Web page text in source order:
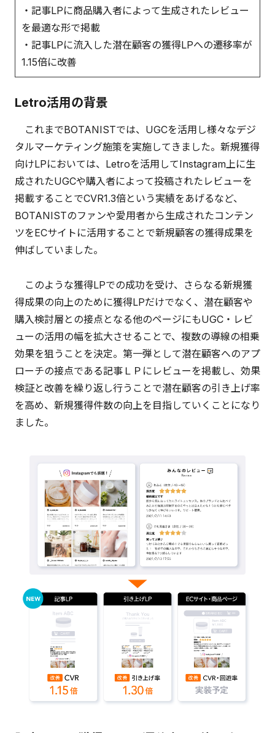
・記事LPに商品購入者によって生成されたレビュー
を最適な形で掲載
・記事LPに流入した潜在顧客の獲得LPへの遷移率が
1.15倍に改善
Letro活用の背景
これまでBOTANISTでは、UGCを活用し様々なデジ
タルマーケティング施策を実施してきました。新規獲得
向けLPにおいては、Letroを活用してInstagram上に生
成されたUGCや購入者によって投稿されたレビューを
掲載することでCVR1.3倍という実績をあげるなど、
BOTANISTのファンや愛用者から生成されたコンテン
ツをECサイトに活用することで新規顧客の獲得成果を
伸ばしていました。
このような獲得LPでの成功を受け、さらなる新規獲
得成果の向上のために獲得LPだけでなく、潜在顧客や
購入検討層との接点となる他のページにもUGC・レビ
ューの活用の幅を拡大させることで、複数の導線の相乗
効果を狙うことを決定。第一弾として潜在顧客へのアプ
ローチの接点である記事ＬＰにレビューを掲載し、効果
検証と改善を繰り返し行うことで潜在顧客の引き上げ率
を高め、新規獲得件数の向上を目指していくことになり
ました。